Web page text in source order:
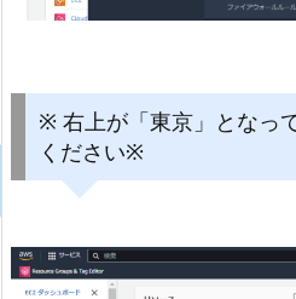
※ 右上が「東京」となっ
ください※